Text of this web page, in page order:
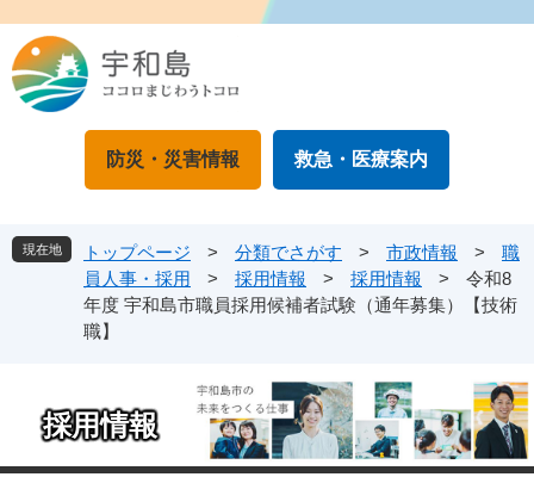
ジ
の
ュ
ー
本
文
防災・災害情報 救急・医療案内
現在地 トップページ > 分類でさがす > 市政情報 >
職
員人事・採用
> 採用情報 > 採用情報 >
令和8
年度 宇和島市職員採用候補者試験（通年募集）【技術
職】
採用情報